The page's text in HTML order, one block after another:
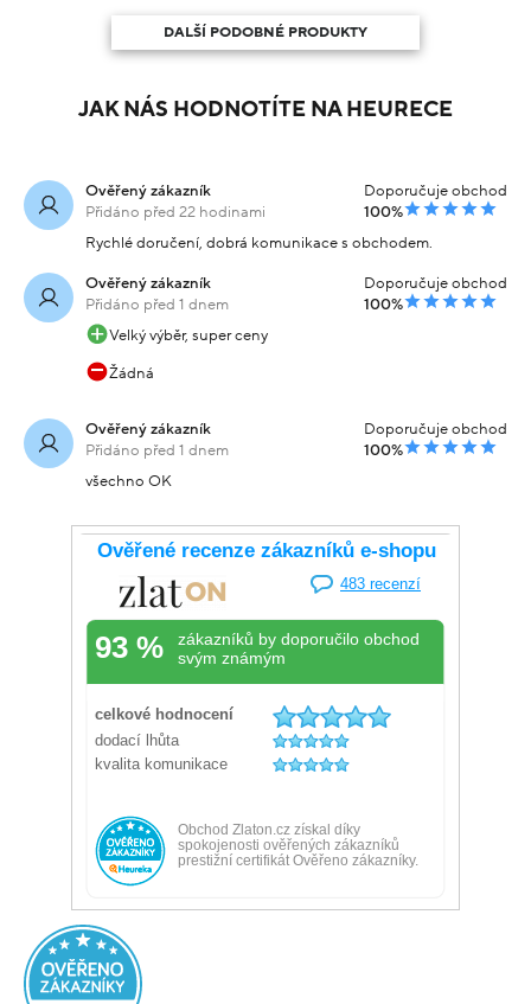
DALŠÍ PODOBNÉ PRODUKTY
JAK NÁS HODNOTÍTE NA HEURECE
Ověřený zákazník
Přidáno před 22 hodinami
Doporučuje obchod
100%
Rychlé doručení, dobrá komunikace s obchodem.
Ověřený zákazník
Přidáno před 1 dnem
Doporučuje obchod
100%
Velký výběr, super ceny
Žádná
Ověřený zákazník
Přidáno před 1 dnem
Doporučuje obchod
100%
všechno OK